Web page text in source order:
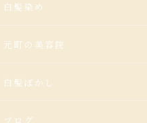
白髪染め
元町の美容院
白髪ぼかし
ブログ